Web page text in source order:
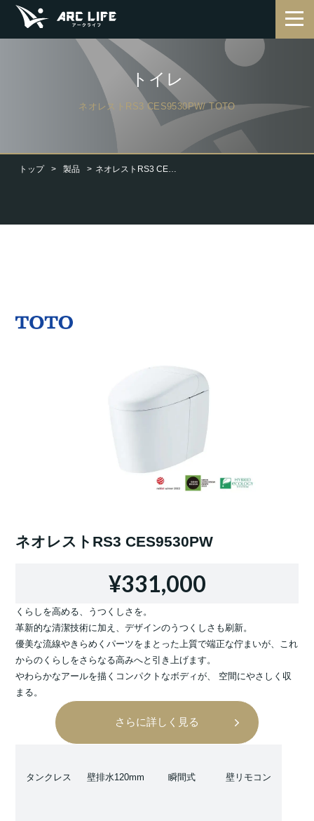
トップ 製品 ネオレストRS3 CES9530PW
トイレ
ネオレストRS3 CES9530PW/ TOTO
ネオレストRS3 CES9530PW
¥331,000
くらしを高める、うつくしさを。
革新的な清潔技術に加え、デザインのうつくしさも刷新。
優美な流線やきらめくパーツをまとった上質で端正な佇まいが、これ
からのくらしをさらなる高みへと引き上げます。
やわらかなアールを描くコンパクトなボディが、 空間にやさしく収
まる。
さらに詳しく見る
タンクレス 壁排水120mm 瞬間式 壁リモコン